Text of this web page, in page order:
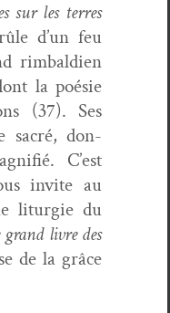
sur les ter­res
d’un feu
rim­bal­dien
la poésie
(37). Ses
sacré, don­
C’est
invite au
liturgie du
grand livre des
de la grâce